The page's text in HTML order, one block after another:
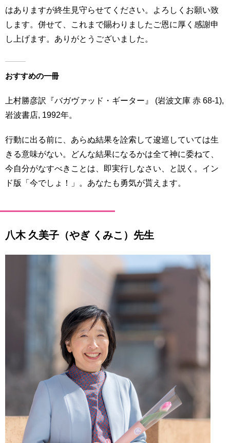
はありますが終生見守らせてください。よろしくお願い致
します。併せて、これまで賜わりましたご恩に厚く感謝申
し上げます。ありがとうございました。
おすすめの一冊
上村勝彦訳『バガヴァッド・ギーター』 (岩波文庫 赤 68-1),
岩波書店, 1992年。
行動に出る前に、あらぬ結果を詮索して逡巡していては生
きる意味がない。どんな結果になるかは全て神に委ねて、
今自分がなすべきことは、即実行しなさい、と説く。イン
ド版「今でしょ！」。あなたも勇気が貰えます。
八木 久美子（やぎ くみこ）先生